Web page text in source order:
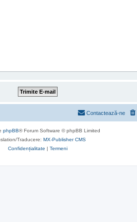
Contactează-ne
phpBB® Forum Software © phpBB Limited
Traducere: MX-Publisher CMS
Confidențialitate | Termeni